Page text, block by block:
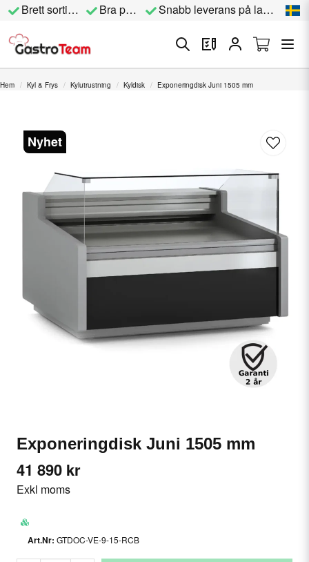
Brett sortiment Bra priser Snabb leverans på lagervara
Hem Kyl & Frys Kylutrustning Kyldisk Exponeringdisk Juni 1505 mm
Nyhet
Exponeringdisk Juni 1505 mm
41 890 kr
Exkl moms
GTDOC-VE-9-15-RCB